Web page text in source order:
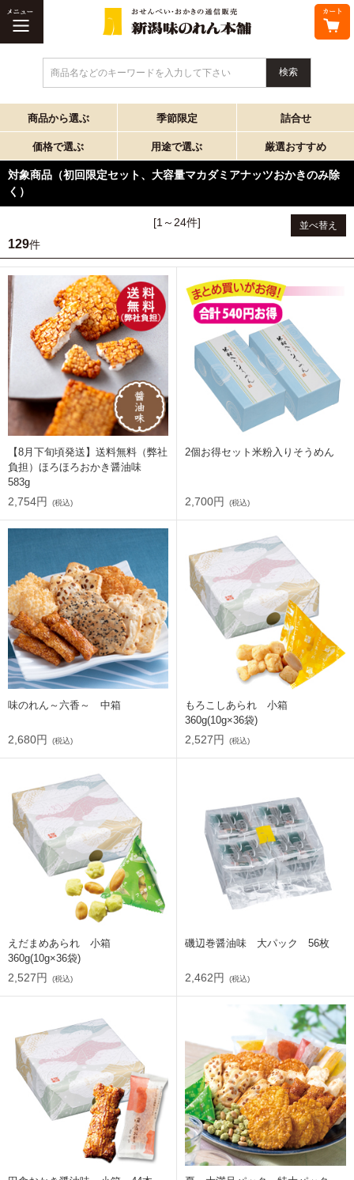
商品名などのキーワードを入力して下さい
商品から選ぶ 季節限定 詰合せ
価格で選ぶ 用途で選ぶ 厳選おすすめ
対象商品（初回限定セット、大容量マカダミアナッツおかきのみ除
く）
並べ替え
[1～24件]
129件
【8月下旬頃発送】送料無料（弊社
負担）ほろほろおかき醤油味
583g
2,754円 (税込)
2個お得セット米粉入りそうめん
2,700円 (税込)
味のれん～六香～ 中箱
2,680円 (税込)
もろこしあられ 小箱
360g(10g×36袋)
2,527円 (税込)
えだまめあられ 小箱
360g(10g×36袋)
2,527円 (税込)
磯辺巻醤油味 大パック 56枚
2,462円 (税込)